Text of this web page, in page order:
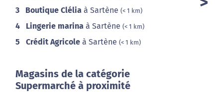
3 Boutique Clélia à Sartène (< 1 km)
4 Lingerie marina à Sartène (< 1 km)
5 Crédit Agricole à Sartène (< 1 km)
Magasins de la catégorie
Supermarché à proximité